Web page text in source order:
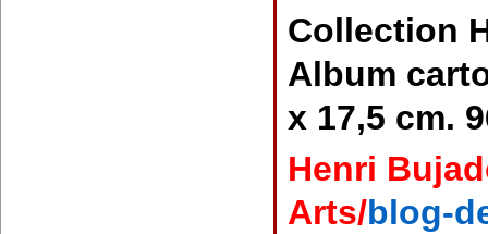
Collection
Album
x 17,5 cm.
Henri
Arts/blog-